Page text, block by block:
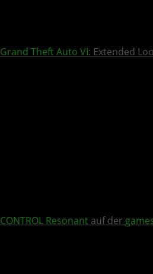
Grand Theft Auto VI: Extended
CONTROL Resonant auf der